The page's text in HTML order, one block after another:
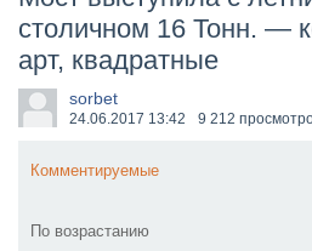
​Wacken Open Air 2027
столичном 16 Тонн. —
арт, квадратные
sorbet
24.06.2017 13:42 9 212
Комментируемые
По возрастанию